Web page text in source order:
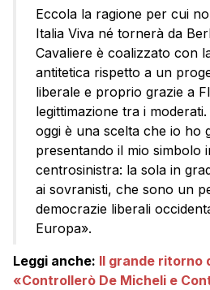
Eccola la ragione per cui
Italia Viva né tornerà da
Cavaliere è coalizzato con
antitetica rispetto a un
liberale e proprio grazie a
legittimazione tra i
oggi è una scelta che io ho
presentando il mio simbolo
centrosinistra: la sola in
ai sovranisti, che sono un
democrazie liberali
Europa».
Leggi anche: Il grande ritorno
«Controllerò De Micheli e